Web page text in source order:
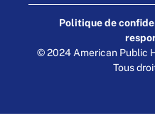
Politique de
© 2024 American Public
Tous